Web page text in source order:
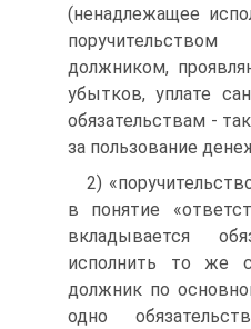
(ненадлежащее
должником,
убытков, уплате
обязательствам -
за пользование
2)
в понятие
вкладывается
исполнить то же
должник по
одно